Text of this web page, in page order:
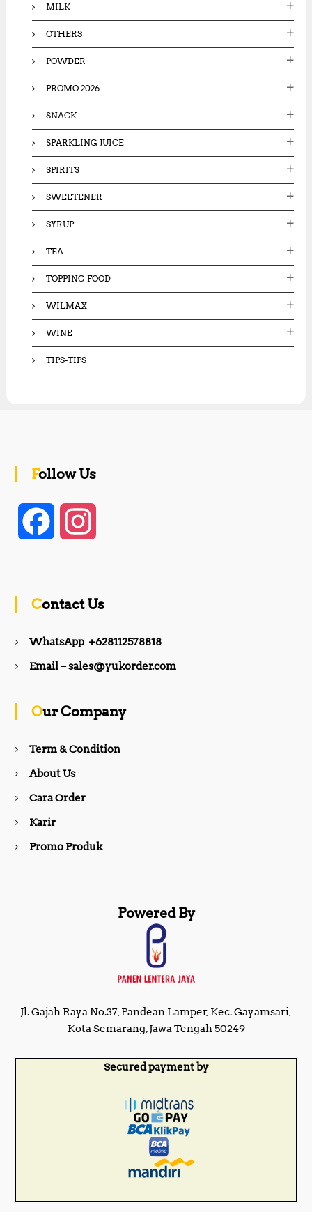
MILK
OTHERS
POWDER
PROMO 2026
SNACK
SPARKLING JUICE
SPIRITS
SWEETENER
SYRUP
TEA
TOPPING FOOD
WILMAX
WINE
TIPS-TIPS
Follow Us
b
k
a
Contact Us
WhatsApp +628112578818
Email – sales@yukorder.com
Our Company
Term & Condition
About Us
Cara Order
Karir
Promo Produk
Powered By
Jl. Gajah Raya No.37, Pandean Lamper, Kec. Gayamsari,
Kota Semarang, Jawa Tengah 50249
Secured payment by